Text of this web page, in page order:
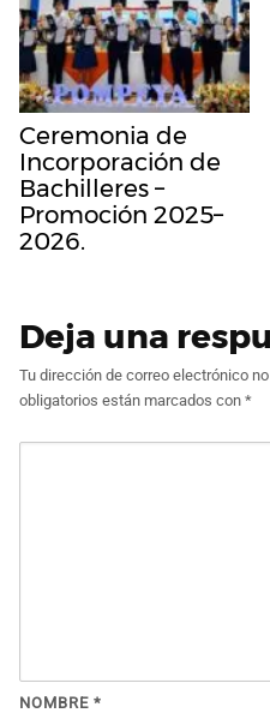
Ceremonia de
Incorporación de
Bachilleres –
Promoción 2025–
2026.
Deja una
Tu dirección de correo electrónico
obligatorios están marcados con *
NOMBRE *